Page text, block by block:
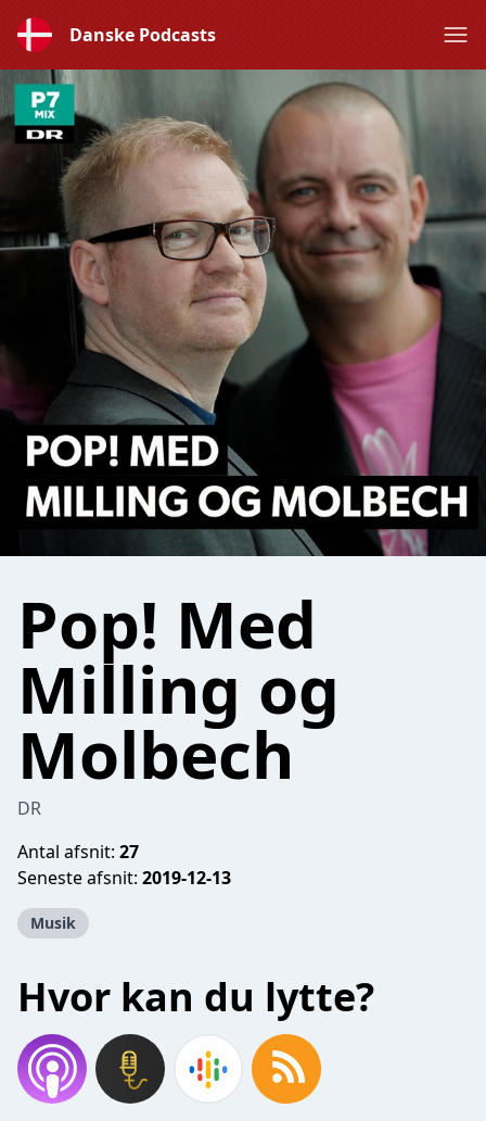
Danske Podcasts
Pop! Med
Milling og
Molbech
DR
Antal afsnit: 27
Seneste afsnit: 2019-12-13
Musik
Hvor kan du lytte?